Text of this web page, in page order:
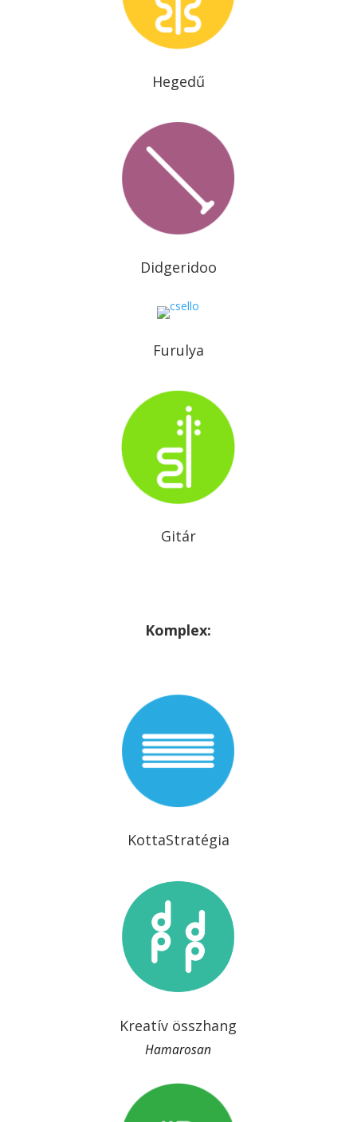
Hegedű
Didgeridoo
Furulya
Gitár
Komplex:
KottaStratégia
Kreatív összhang
Hamarosan